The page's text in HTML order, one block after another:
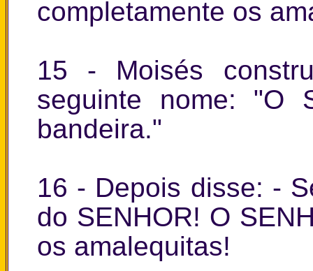
completamente os
15 - Moisés
seguinte nome: "O
bandeira."
16 - Depois disse: -
do SENHOR! O
os amalequitas!